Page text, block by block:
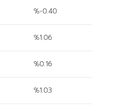
%-0.40
%1.06
%0.16
%1.03